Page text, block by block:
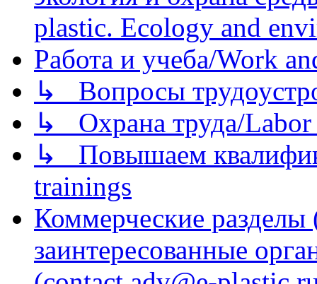
plastic. Ecology and
Работа и учеба/Work
↳ Вопросы
↳ Охрана труда/Labor
↳ Повышаем
trainings
Коммерческие
заинтересованные